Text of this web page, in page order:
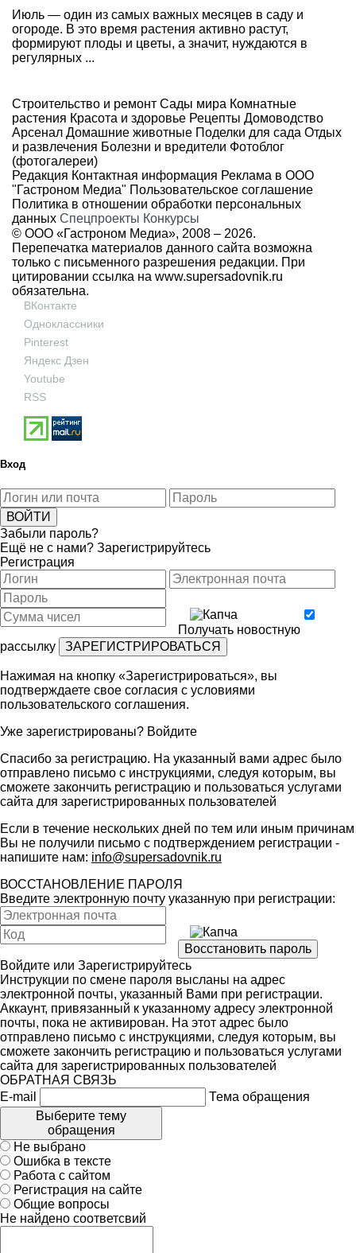
Июль — один из самых важных месяцев в саду и
огороде. В это время растения активно растут,
формируют плоды и цветы, а значит, нуждаются в
регулярных ...
Строительство и ремонт Сады мира Комнатные
растения Красота и здоровье Рецепты Домоводство
Арсенал Домашние животные Поделки для сада Отдых
и развлечения Болезни и вредители Фотоблог
(фотогалереи)
Редакция Контактная информация Реклама в ООО
"Гастроном Медиа" Пользовательское соглашение
Политика в отношении обработки персональных
данных Спецпроекты Конкурсы
© ООО «Гастроном Медиа», 2008 – 2026.
Перепечатка материалов данного сайта возможна
только с письменного разрешения редакции. При
цитировании ссылка на www.supersadovnik.ru
обязательна.
ВКонтакте
Одноклассники
Pinterest
Яндекс Дзен
Youtube
RSS
Вход
Забыли пароль?
Ещё не с нами? Зарегистрируйтесь
Регистрация
Получать новостную
рассылку
Нажимая на кнопку «Зарегистрироваться», вы
подтверждаете свое согласия с условиями
пользовательского соглашения.
Уже зарегистрированы? Войдите
Спасибо за регистрацию. На указанный вами адрес было
отправлено письмо с инструкциями, следуя которым, вы
сможете закончить регистрацию и пользоваться услугами
сайта для зарегистрированных пользователей
Если в течение нескольких дней по тем или иным причинам
Вы не получили письмо с подтверждением регистрации -
напишите нам: info@supersadovnik.ru
ВОССТАНОВЛЕНИЕ ПАРОЛЯ
Введите электронную почту указанную при регистрации:
Войдите или Зарегистрируйтесь
Инструкции по смене пароля высланы на адрес
электронной почты, указанный Вами при регистрации.
Аккаунт, привязанный к указанному адресу электронной
почты, пока не активирован. На этот адрес было
отправлено письмо с инструкциями, следуя которым, вы
сможете закончить регистрацию и пользоваться услугами
сайта для зарегистрированных пользователей
ОБРАТНАЯ СВЯЗЬ
E-mail
Тема обращения
Выберите тему
обращения
Не выбрано
Ошибка в тексте
Работа с сайтом
Регистрация на сайте
Общие вопросы
Не найдено соответсвий